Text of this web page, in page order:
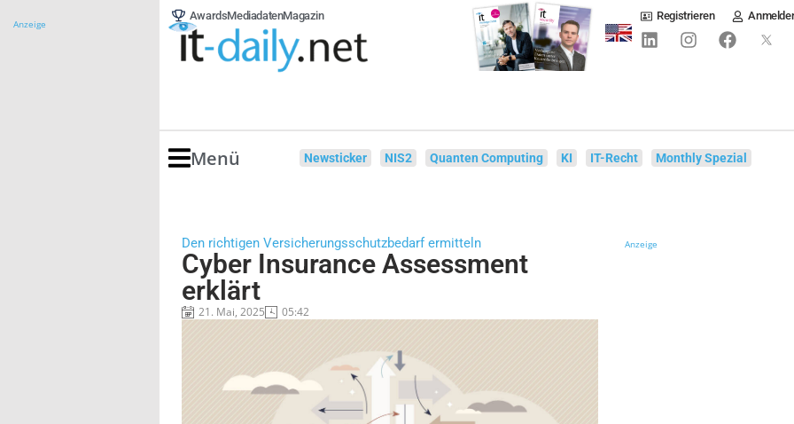
Anzeige
AwardsMediadatenMagazin Registrieren
Menü Newsticker NIS2 Quanten Computing KI IT-Recht Monthly Spezial
Den richtigen Versicherungsschutzbedarf ermitteln
Cyber Insurance Assessment
erklärt
21. Mai, 2025 05:42
Anzeige